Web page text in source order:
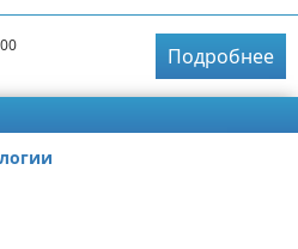
Подробнее